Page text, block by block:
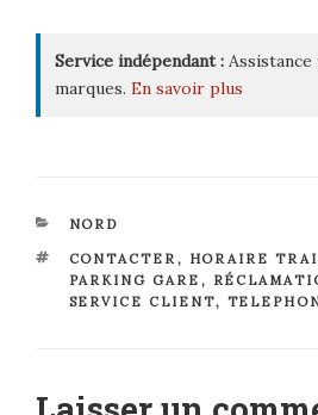
Service indépendant :
marques. En savoir plus
CATÉGORIES
NORD
ÉTIQUETTES
CONTACTER, HORAIRE
PARKING GARE ,
SERVICE CLIENT,